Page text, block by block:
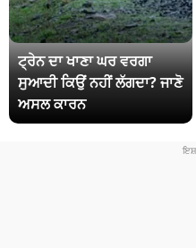
ਟ੍ਰੇਨ ਦਾ ਖਾਣਾ ਘਰ ਵਰਗਾ
ਸੁਆਦੀ ਕਿਉਂ ਨਹੀਂ ਲੱਗਦਾ? ਜਾਣੋ
ਅਸਲ ਕਾਰਨ